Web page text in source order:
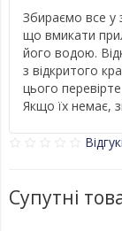
Збираємо все у
що вмикати
його водою.
з відкритого
цього
Якщо їх немає,
Супутні